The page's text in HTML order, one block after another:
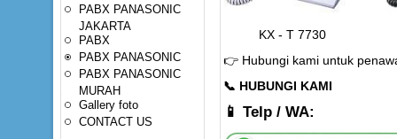
PABX PANASONIC
JAKARTA
PABX
PABX PANASONIC
PABX PANASONIC
MURAH
Gallery foto
CONTACT US
KX - T 7730
👉 Hubungi kami untuk
📞 HUBUNGI KAMI
📱 Telp / WA: